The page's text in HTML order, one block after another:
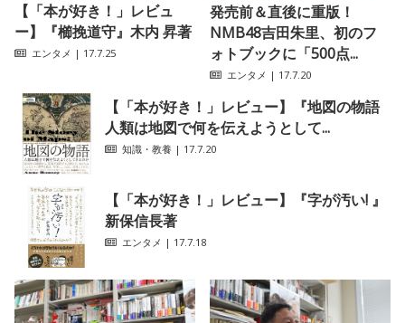
【「本が好き！」レビュ
ー】『櫛挽道守』木内 昇著
エンタメ | 17.7.25
発売前＆直後に重版！
NMB48吉田朱里、初のフ
ォトブックに「500点...
エンタメ | 17.7.20
【「本が好き！」レビュー】『地図の物語
人類は地図で何を伝えようとして...
知識・教養 | 17.7.20
【「本が好き！」レビュー】『字が汚い! 』
新保信長著
エンタメ | 17.7.18